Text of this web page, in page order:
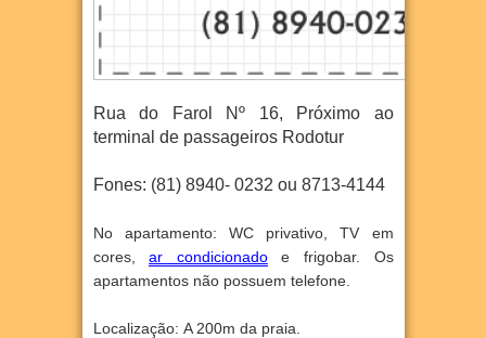
Rua do Farol Nº 16, Próximo ao
terminal de passageiros Rodotur
Fones: (81) 8940- 0232 ou 8713-4144
No apartamento:
WC privativo, TV em
cores,ar condicionadoe frigobar. Os
apartamentos não possuem telefone.
Localização: A 200m da praia.